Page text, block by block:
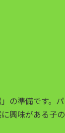
の準備です。パ
興味がある子の